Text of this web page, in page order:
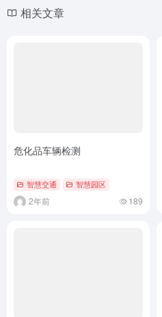
相关文章
危化品车辆检测
智慧交通 智慧园区
2年前 189